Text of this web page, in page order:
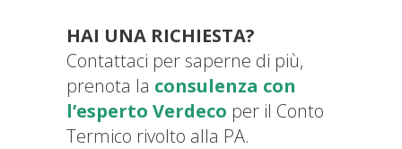
HAI UNA RICHIESTA?
Contattaci per saperne di più,
prenota la consulenza con
l’esperto Verdeco per il Conto
Termico rivolto alla PA.